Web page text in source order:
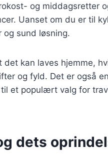
og middagsretter
Uanset om du er til
sund løsning.
kan laves hjemme,
og fyld. Det er også
et populært valg for
dets